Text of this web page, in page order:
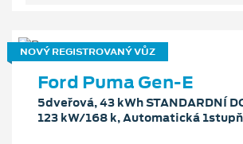
NOVÝ REGISTROVANÝ VŮZ
Ford Puma Gen-E
5dveřová, 43 kWh STANDARDNÍ
123 kW/168 k, Automatická